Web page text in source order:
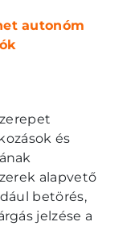
autonóm
és
alapvető
betörés,
jelzése a